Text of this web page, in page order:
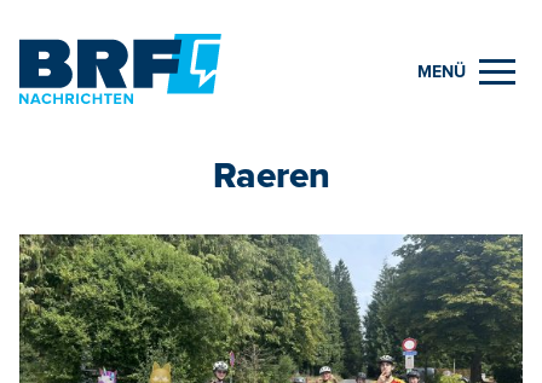
MENÜ
Raeren